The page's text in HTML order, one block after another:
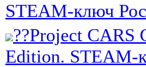
STEAM-ключ
??Project CARS
Edition. STEAM-